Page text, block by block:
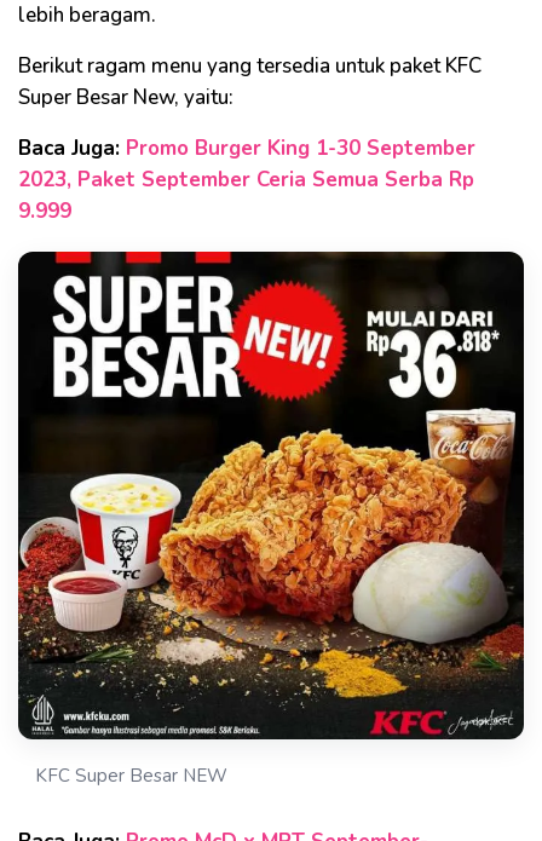
lebih beragam.
Berikut ragam menu yang tersedia untuk paket KFC
Super Besar New, yaitu:
Baca Juga: Promo Burger King 1-30 September
2023, Paket September Ceria Semua Serba Rp
9.999
KFC Super Besar NEW